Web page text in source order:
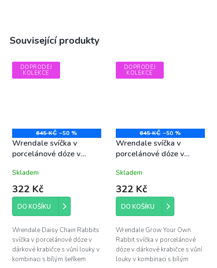
Související produkty
DOPRODEJ
KOLEKCE
645 KČ –50 %
Wrendale svíčka v
porcelánové dóze v
Rabbits s králíčky
8,7x9cm
Skladem
322 Kč
DO KOŠÍKU
Wrendale Daisy Chain Rabbits
svíčka v porcelánové dóze v
dárkové krabičce s vůní louky v
kombinaci s bílým šeříkem
DOPRODEJ
KOLEKCE
645 KČ –50 %
Wrendale svíčka v
porcelánové dóze v
Rabbit s králíčkem
8,7x9cm
Skladem
322 Kč
DO KOŠÍKU
Wrendale Grow Your Own
Rabbit svíčka v porcelánové
dóze v dárkové krabičce s vůní
louky v kombinaci s bílým